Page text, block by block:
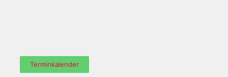
Terminkalender